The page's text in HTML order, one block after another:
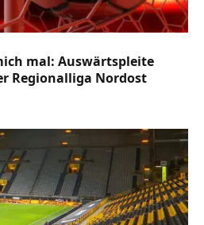
mal: Auswärtspleite
Regionalliga Nordost